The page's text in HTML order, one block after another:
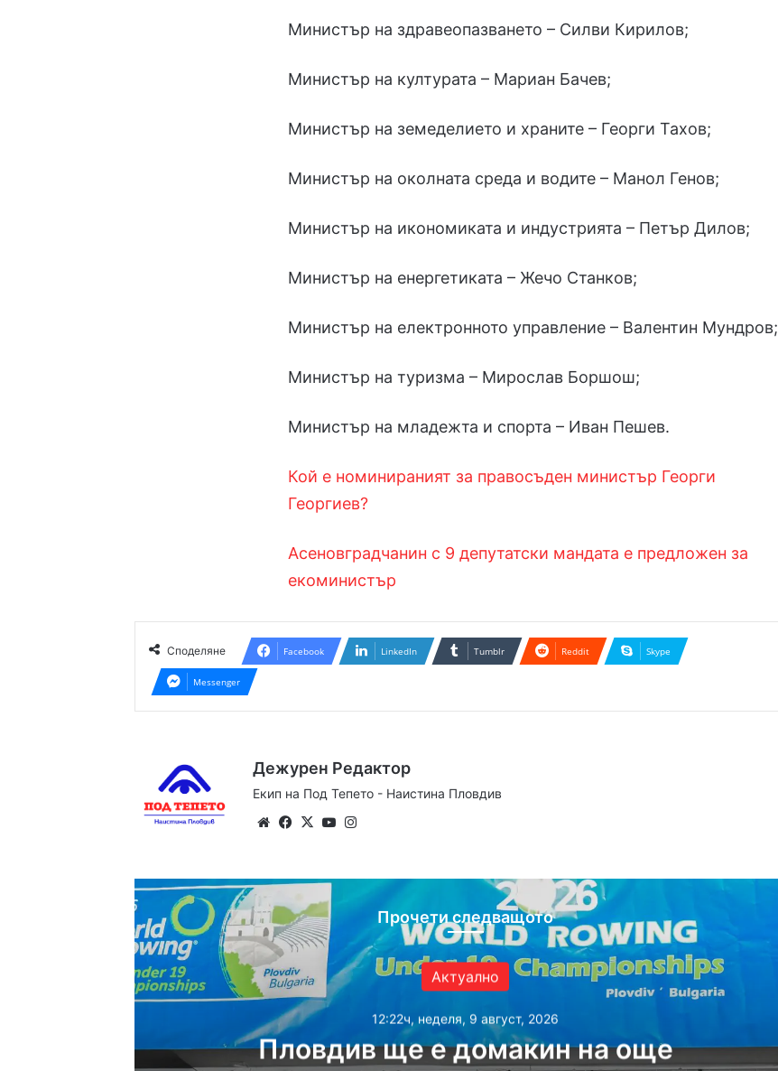
Министър на здравеопазването – Силви Кирилов;
Министър на културата – Мариан Бачев;
Министър на земеделието и храните – Георги Тахов;
Министър на околната среда и водите – Манол Генов;
Министър на икономиката и индустрията – Петър Дилов;
Министър на енергетиката – Жечо Станков;
Министър на електронното управление – Валентин Мундров;
Министър на туризма – Мирослав Боршош;
Министър на младежта и спорта – Иван Пешев.
Кой е номинираният за правосъден министър Георги
Георгиев?
Асеновградчанин с 9 депутатски мандата е предложен за
екоминистър
Споделяне Facebook LinkedIn Tumblr Reddit Skype
Messenger
Дежурен Редактор
Екип на Под Тепето - Наистина Пловдив
WebsiteFacebook
X YouTube
Прочети следващото
Актуално
12:22ч, неделя, 9 август, 2026
Пловдив ще е домакин на още